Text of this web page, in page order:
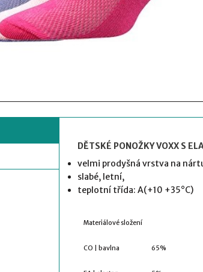
DĚTSKÉ PONOŽKY VOXX S
velmi prodyšná vrstva na
slabé, letní,
teplotní třída: A(+10 +35°C)
Materiálové složení
CO | bavlna 65%